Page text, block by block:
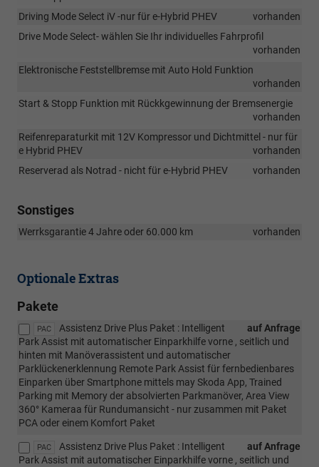
Driving Mode Select iV -nur für e-Hybrid PHEV
vorhanden
Drive Mode Select- wählen Sie Ihr individuelles Fahrprofil
vorhanden
Elektronische Feststellbremse mit Auto Hold Funktion
vorhanden
Start & Stopp Funktion mit Rückkgewinnung der Bremsenergie
vorhanden
Reifenreparaturkit mit 12V Kompressor und Dichtmittel - nur für
e Hybrid PHEV
vorhanden
Reserverad als Notrad - nicht für e-Hybrid PHEV
vorhanden
Sonstiges
Werrksgarantie 4 Jahre oder 60.000 km vorhanden
Optionale Extras
Pakete
PAC auf Anfrage
Assistenz Drive Plus Paket : Intelligent
Park Assist mit automatischer Einparkhilfe vorne , seitlich und
hinten mit Manöverassistent und automatischer
Parklückenerklennung Remote Park Assist für fernbedienbares
Einparken über Smartphone mittels may Skoda App, Trained
Parking mit Memory der absolvierten Parkmanöver, Area View
360° Kameraa für Rundumansicht - nur zusammen mit Paket
PCA oder einem Komfort Paket
PAC auf Anfrage
Assistenz Drive Plus Paket : Intelligent
Park Assist mit automatischer Einparkhilfe vorne , seitlich und